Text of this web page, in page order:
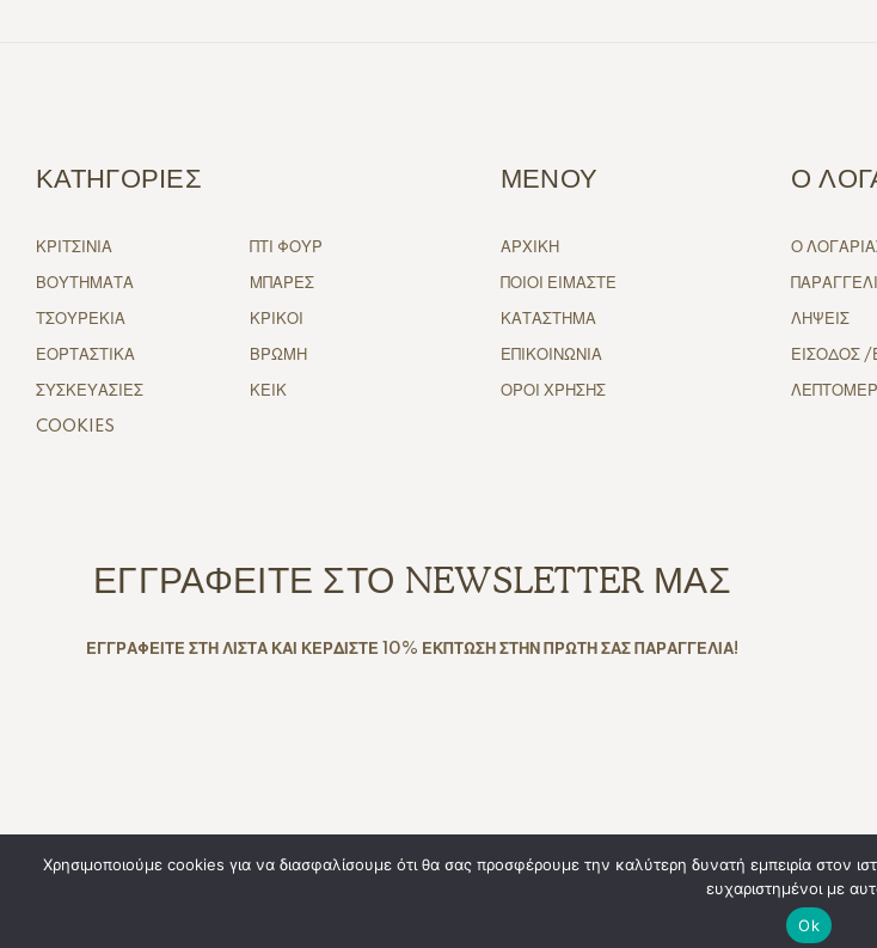
ΚΑΤΗΓΟΡΙΕΣ
ΚΡΙΤΣΙΝΙΑ
ΒΟΥΤΗΜΑΤΑ
ΤΣΟΥΡΕΚΙΑ
ΕΟΡΤΑΣΤΙΚΑ
ΣΥΣΚΕΥΑΣΙΕΣ
COOKIES
ΠΤΙ ΦΟΥΡ
ΜΠΑΡΕΣ
ΚΡΙΚΟΙ
ΒΡΩΜΗ
ΚΕΙΚ
ΜΕΝΟΥ
ΑΡΧΙΚΗ
ΠΟΙΟΙ ΕΙΜΑΣΤΕ
ΚΑΤΑΣΤΗΜΑ
ΕΠΙΚΟΙΝΩΝΙΑ
ΟΡΟΙ ΧΡΗΣΗΣ
Ο
Ο
ΛΗΨΕΙΣ
ΕΙΣΟΔΟΣ
ΕΓΓΡΑΦΕΙΤΕ ΣΤΟ NEWSLETTER ΜΑΣ
ΕΓΓΡΑΦΕΙΤΕ ΣΤΗ ΛΙΣΤΑ ΚΑΙ ΚΕΡΔΙΣΤΕ 10% ΕΚΠΤΩΣΗ ΣΤΗΝ ΠΡΩΤΗ ΣΑΣ ΠΑΡΑΓΓΕΛΙΑ!
Χρησιμοποιούμε cookies για να διασφαλίσουμε ότι θα σας προσφέρουμε την καλύτερη δυνατή εμπειρία στον
ευχαριστημένοι με
Ok